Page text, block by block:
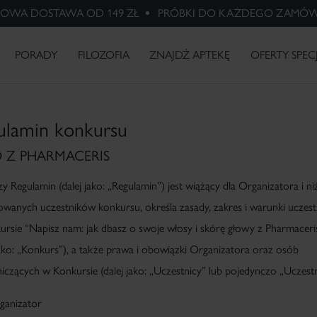
DOSTAWA OD 149 ZŁ PRÓBKI DO KAŻDEGO
radioterapii
łuszczycy
PORADY FILOZOFIA ZNAJDŹ APTEKĘ OFERTY
S -20%
PHARMACERIS A Z
konkursu
Z PHARMACERIS
Regulamin (dalej jako: „Regulamin”) jest wiążący dla Organizatora i
uczestników konkursu, określa zasady, zakres i warunki
“Napisz nam: jak dbasz o swoje włosy i skórę głowy z
„Konkurs”), a także prawa i obowiązki Organizatora oraz osób
w Konkursie (dalej jako: „Uczestnicy” lub pojedynczo „